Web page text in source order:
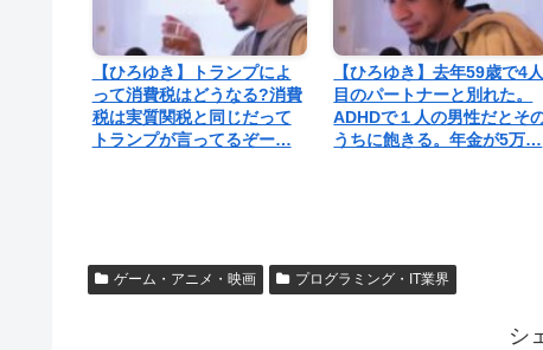
【ひろゆき】トランプによ
って消費税はどうなる?消費
税は実質関税と同じだって
トランプが言ってるぞー…
【ひろゆき】去年59歳で4人
目のパートナーと別れた。
ADHDで１人の男性だとそ
うちに飽きる。年金が5万…
ゲーム・アニメ・映画 プログラミング・IT業界
シ